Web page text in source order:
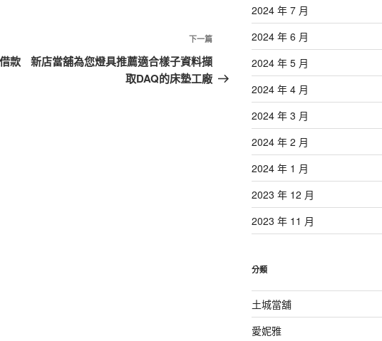
款
下
一
篇
下一篇
新店當舖為您燈具推薦適合樣子資料擷
取DAQ的床墊工廠
2024 年 7 月
2024 年 6 月
2024 年 5 月
2024 年 4 月
2024 年 3 月
2024 年 2 月
2024 年 1 月
2023 年 12 月
2023 年 11 月
分類
土城當舖
愛妮雅